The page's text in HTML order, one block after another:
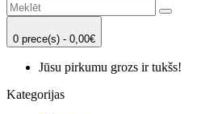
0 prece(s) - 0,00€
Jūsu pirkumu grozs ir tukšs!
Kategorijas